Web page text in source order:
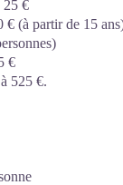
25 €
€ (à partir de 15
€
525 €.